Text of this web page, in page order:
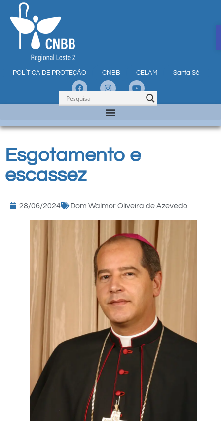
POLÍTICA DE PROTEÇÃO CNBB CELAM Santa Sé
Esgotamento e
escassez
28/06/2024 Dom Walmor Oliveira de Azevedo